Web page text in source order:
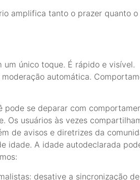
amplifica tanto o prazer quanto
um único toque. É rápido e visível.
automática.
pode se deparar com
Os usuários às vezes
de avisos e diretrizes da
idade. A idade autodeclarada
desative a sincronização